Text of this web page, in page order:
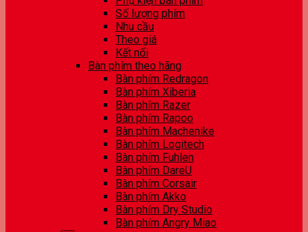
Số lượng phím
Nhu cầu
Theo giá
Kết nối
Bàn phím theo hãng
Bàn phím Redragon
Bàn phím Xiberia
Bàn phím Razer
Bàn phím Rapoo
Bàn phím Machenike
Bàn phím Logitech
Bàn phím Fuhlen
Bàn phím DareU
Bàn phím Corsair
Bàn phím Akko
Bàn phím Dry Studio
Bàn phím Angry Miao